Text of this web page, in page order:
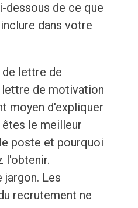
de ce que
dans votre
de lettre de
de motivation
moyen d'expliquer
le meilleur
poste et pourquoi
l'obtenir.
Les
recrutement ne